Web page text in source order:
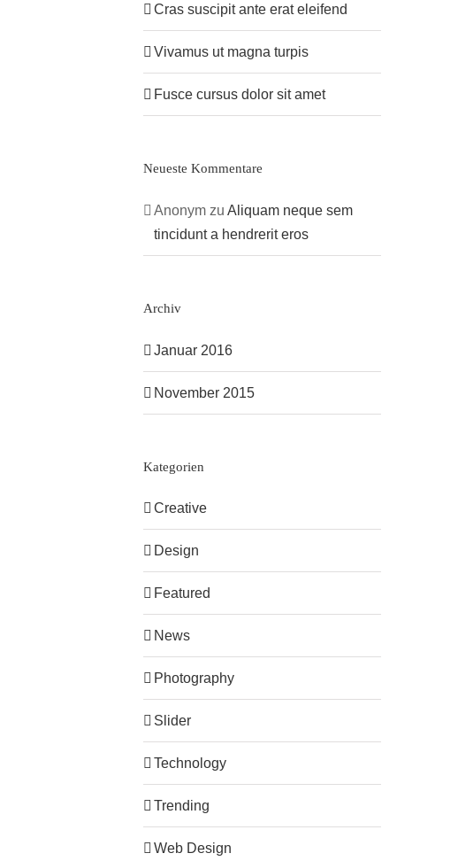
Cras suscipit ante erat eleifend
Vivamus ut magna turpis
Fusce cursus dolor sit amet
Neueste Kommentare
Anonymzu Aliquam neque sem
tincidunt a hendrerit eros
Archiv
Januar 2016
November 2015
Kategorien
Creative
Design
Featured
News
Photography
Slider
Technology
Trending
Web Design